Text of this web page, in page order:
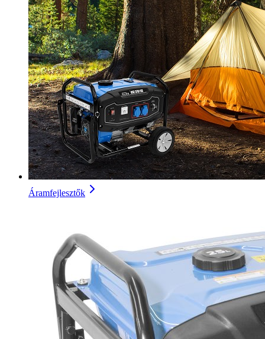
Áramfejlesztők